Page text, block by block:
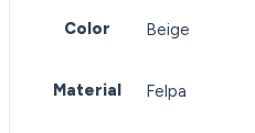
Color Beige
Material Felpa